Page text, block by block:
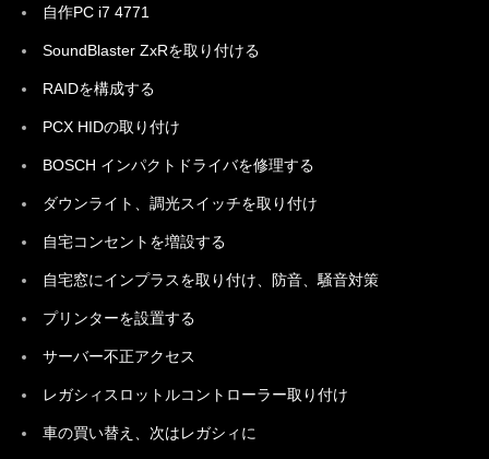
自作PC i7 4771
SoundBlaster ZxRを取り付ける
RAIDを構成する
PCX HIDの取り付け
BOSCH インパクトドライバを修理する
ダウンライト、調光スイッチを取り付け
自宅コンセントを増設する
自宅窓にインプラスを取り付け、防音、騒音対策
プリンターを設置する
サーバー不正アクセス
レガシィスロットルコントローラー取り付け
車の買い替え、次はレガシィに